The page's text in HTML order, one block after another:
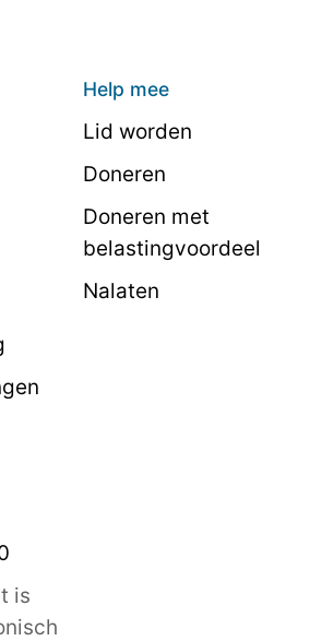
Help mee
Lid worden
Doneren
Doneren met
belastingvoordeel
Nalaten
is